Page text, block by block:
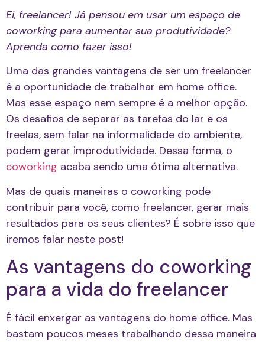
Ei, freelancer! Já pensou em usar um espaço de
coworking para aumentar sua produtividade?
Aprenda como fazer isso!
Uma das grandes vantagens de ser um freelancer
é a oportunidade de trabalhar em home office.
Mas esse espaço nem sempre é a melhor opção.
Os desafios de separar as tarefas do lar e os
freelas, sem falar na informalidade do ambiente,
podem gerar improdutividade. Dessa forma, o
coworking acaba sendo uma ótima alternativa.
Mas de quais maneiras o coworking pode
contribuir para você, como freelancer, gerar mais
resultados para os seus clientes? É sobre isso que
iremos falar neste post!
As vantagens do coworking
para a vida do freelancer
É fácil enxergar as vantagens do home office. Mas
bastam poucos meses trabalhando dessa maneira